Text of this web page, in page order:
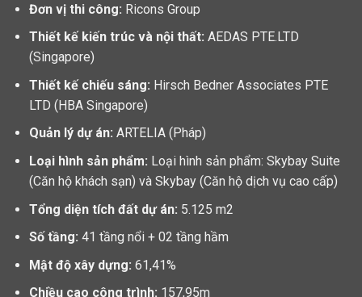
Đơn vị thi công: Ricons Group
Thiết kế kiến trúc và nội thất: AEDAS PTE.LTD
(Singapore)
Thiết kế chiếu sáng: Hirsch Bedner Associates PTE
LTD (HBA Singapore)
Quản lý dự án: ARTELIA (Pháp)
Loại hình sản phẩm: Loại hình sản phẩm: Skybay Suite
(Căn hộ khách sạn) và Skybay (Căn hộ dịch vụ cao cấp)
Tổng diện tích đất dự án: 5.125 m2
Số tầng: 41 tầng nổi + 02 tầng hầm
Mật độ xây dựng: 61,41%
Chiều cao công trình: 157,95m